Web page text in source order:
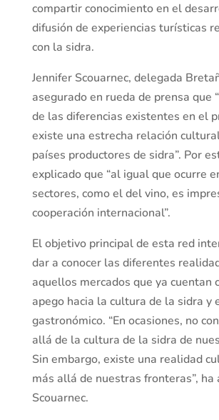
compartir conocimiento en el
difusión de experiencias turísticas
con la sidra.
Jennifer Scouarnec, delegada
asegurado en rueda de prensa que
de las diferencias existentes en el
existe una estrecha relación
países productores de sidra”. Por
explicado que “al igual que ocurre
sectores, como el del vino, es
cooperación internacional”.
El objetivo principal de esta red
dar a conocer las diferentes
aquellos mercados que ya cuentan
apego hacia la cultura de la sidra y
gastronómico. “En ocasiones, no
allá de la cultura de la sidra de
Sin embargo, existe una realidad
más allá de nuestras fronteras”, ha
Scouarnec.